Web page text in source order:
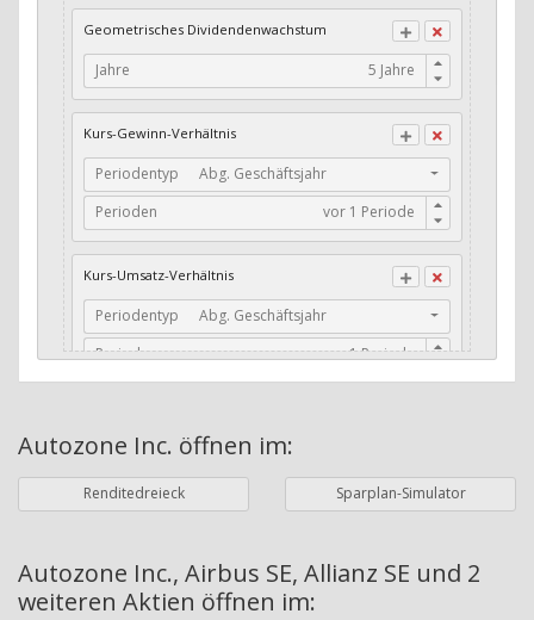
Cash-Quote
CFO / Interest Expense
Current Ratio
Long-Term Debt to Working Capital
Dividenden-Check
Stabiles Dividenden-Wachstum
Stabiles Dividenden-Wachstum (TTM)
Stabiles Absolutes Dividenden-Wachstum
Dividendenrendite (angekündigt)
Adj. Dividendenrendite (Market Cap)
Geometrisches Dividendenwachstum
Jahre
Kurs-Gewinn-Verhältnis
Periodentyp
Abg. Geschäftsjahr
Perioden
Kurs-Umsatz-Verhältnis
Periodentyp
Abg. Geschäftsjahr
Perioden
Währung Bilanzierungswährung
Periodentyp
Jahre
Perioden
Autozone Inc. öffnen im:
Renditedreieck Sparplan-Simulator
Autozone Inc., Airbus SE, Allianz SE und 2
weiteren Aktien öffnen im: